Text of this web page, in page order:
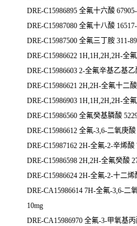
DRE-C15986895 全氟十六酸
DRE-C15987080 全氟十八酸
DRE-C15987500 全氟三丁胺 311-
DRE-C15986622 1H,1H,2H,2H-全
DRE-C15986603 2-全氟辛基乙基乙
DRE-C15986621 2H,2H-全氟十二
DRE-C15986903 1H,1H,2H,2H-全
DRE-C15986560 全氟癸基膦酸
DRE-C15986612 全氟-3,6-二氧庚酸
DRE-C15987162 2H-全氟-2-辛烯酸
DRE-C15986598 2H,2H-全氟癸酸
DRE-C15986624 2H-全氟-2-十二烯
DRE-CA15986614 7H-全氟-3,6-二
10mg
DRE-CA15986970 全氟-3-甲氧基丙